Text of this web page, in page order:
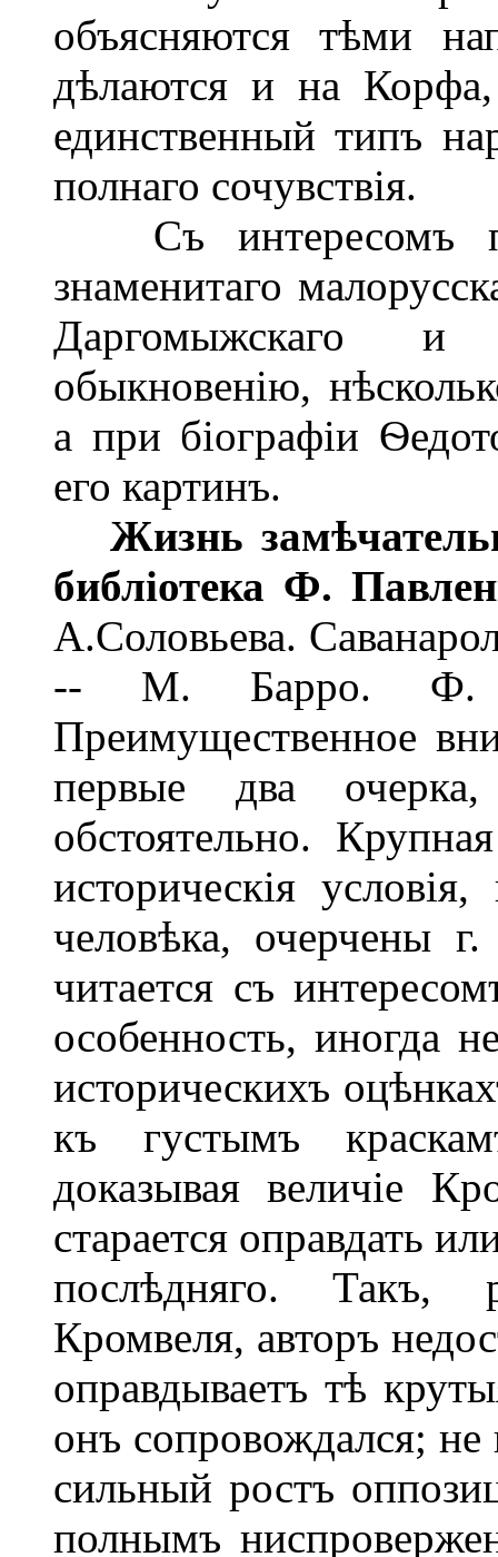
объясняются тѣми
дѣлаются и на
единственный типъ
полнаго сочувствія.
Съ интересомъ
знаменитаго
Даргомыжскаго
обыкновенію,
а при біографіи
его картинъ.
Жизнь
библіотека Ф.
А.Соловьева.
-- М. Барро. Ф.
Преимущественное
первые два
обстоятельно.
историческія
человѣка, очерчены
читается съ
особенность, иногда
историческихъ
къ густымъ
доказывая величіе
старается оправдать
послѣдняго. Такъ,
Кромвеля, авторъ
оправдываетъ тѣ
онъ сопровождался; не
сильный ростъ
полнымъ